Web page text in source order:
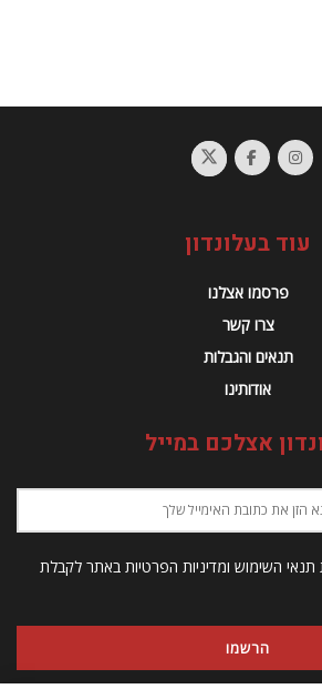
עוד בעלונדון
פרסמו אצלנו
צרו קשר
תנאים והגבלות
אודותינו
אצלכם במייל
השימוש ומדיניות הפרטיות באתר לקבלת